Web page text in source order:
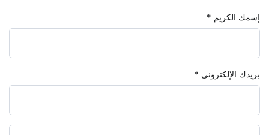
إسمك الكريم *
بريدك الإلكتروني *